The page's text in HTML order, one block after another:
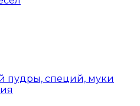
пудры, специй, муки